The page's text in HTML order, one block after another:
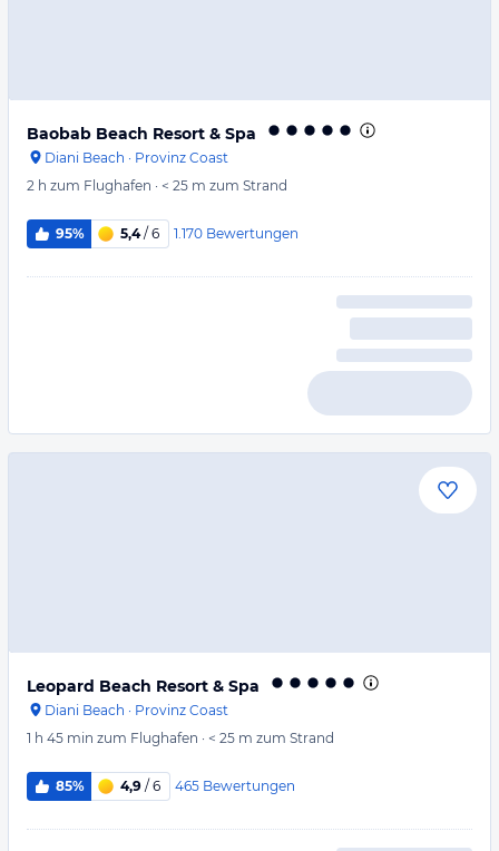
Baobab Beach Resort & Spa
Diani Beach · Provinz Coast
2 h zum Flughafen · < 25 m zum Strand
95% 5,4/ 6 1.170 Bewertungen
Leopard Beach Resort & Spa
Diani Beach · Provinz Coast
1 h 45 min zum Flughafen · < 25 m zum Strand
85% 4,9 / 6 465 Bewertungen